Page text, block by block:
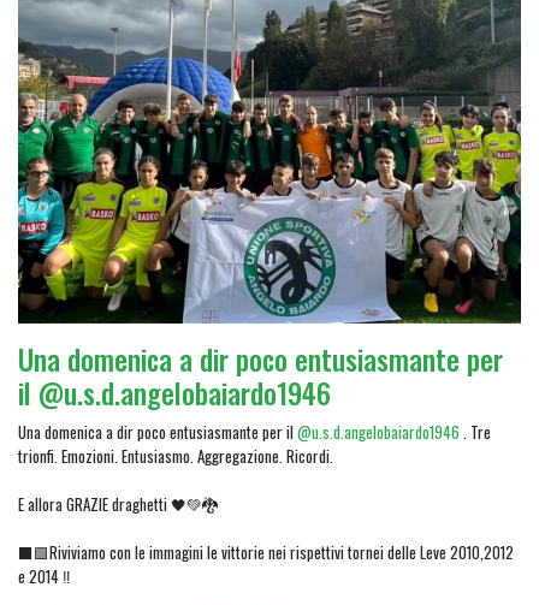
Una domenica a dir poco entusiasmante per
il @u.s.d.angelobaiardo1946
Una domenica a dir poco entusiasmante per il@u.s.d.angelobaiardo1946 . Tre
trionfi. Emozioni. Entusiasmo. Aggregazione. Ricordi.
E allora GRAZIE draghetti 🖤💚🐉
⬛🟩Riviviamo con le immagini le vittorie nei rispettivi tornei delle Leve 2010,2012
e 2014 ‼️